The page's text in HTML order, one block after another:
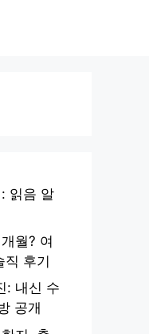
읽음 알
월? 여
직 후기
: 내신 수
공개